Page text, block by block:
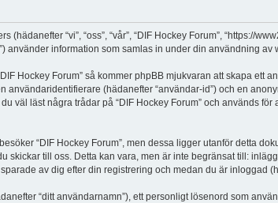
“vi”, “oss”, “vår”, “DIF Hockey Forum”, “https://
använder information som samlas in under din användning
Hockey Forum” så kommer phpBB mjukvaran att skapa ett
(hädanefter “användar-id”) och en
väl läst några trådar på “DIF Hockey Forum” och används
“DIF Hockey Forum”, men dessa ligger utanför detta
skickar till oss. Detta kan vara, men är inte begränsat till:
av dig efter din registrering och medan du är inloggad
“ditt användarnamn”), ett personligt lösenord som